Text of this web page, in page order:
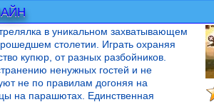
в уникальном захватывающем
столетии. Играть охраняя
купюр, от разных разбойников.
ненужных гостей и не
не по правилам догоняя на
на парашютах. Единственная